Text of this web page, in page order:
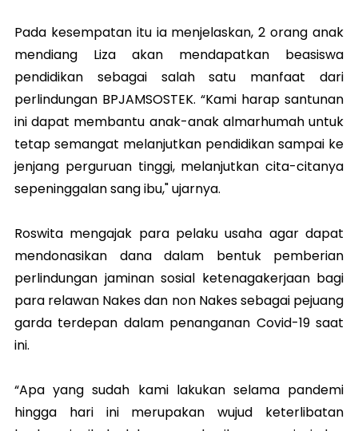
Pada kesempatan itu ia menjelaskan, 2 orang anak
mendiang Liza akan mendapatkan beasiswa
pendidikan sebagai salah satu manfaat dari
perlindungan BPJAMSOSTEK. “Kami harap santunan
ini dapat membantu anak-anak almarhumah untuk
tetap semangat melanjutkan pendidikan sampai ke
jenjang perguruan tinggi, melanjutkan cita-citanya
sepeninggalan sang ibu," ujarnya.
Roswita mengajak para pelaku usaha agar dapat
mendonasikan dana dalam bentuk pemberian
perlindungan jaminan sosial ketenagakerjaan bagi
para relawan Nakes dan non Nakes sebagai pejuang
garda terdepan dalam penanganan Covid-19 saat
ini.
“Apa yang sudah kami lakukan selama pandemi
hingga hari ini merupakan wujud keterlibatan